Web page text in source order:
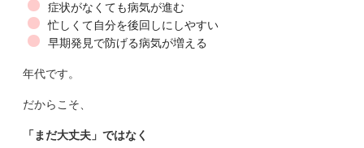
症状がなくても病気が進む
忙しくて自分を後回しにしやすい
早期発見で防げる病気が増える
年代です。
だからこそ、
「まだ大丈夫」ではなく